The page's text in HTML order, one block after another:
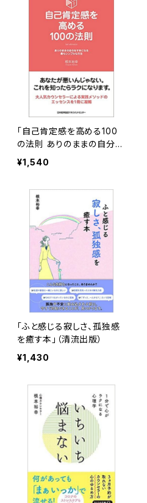
「自己肯定感を高める100
の法則 ありのままの自分を
すきになる最もシンプルな
方法」
¥1,540
「ふと感じる寂しさ、孤独感
を癒す本」（清流出版）
¥1,430